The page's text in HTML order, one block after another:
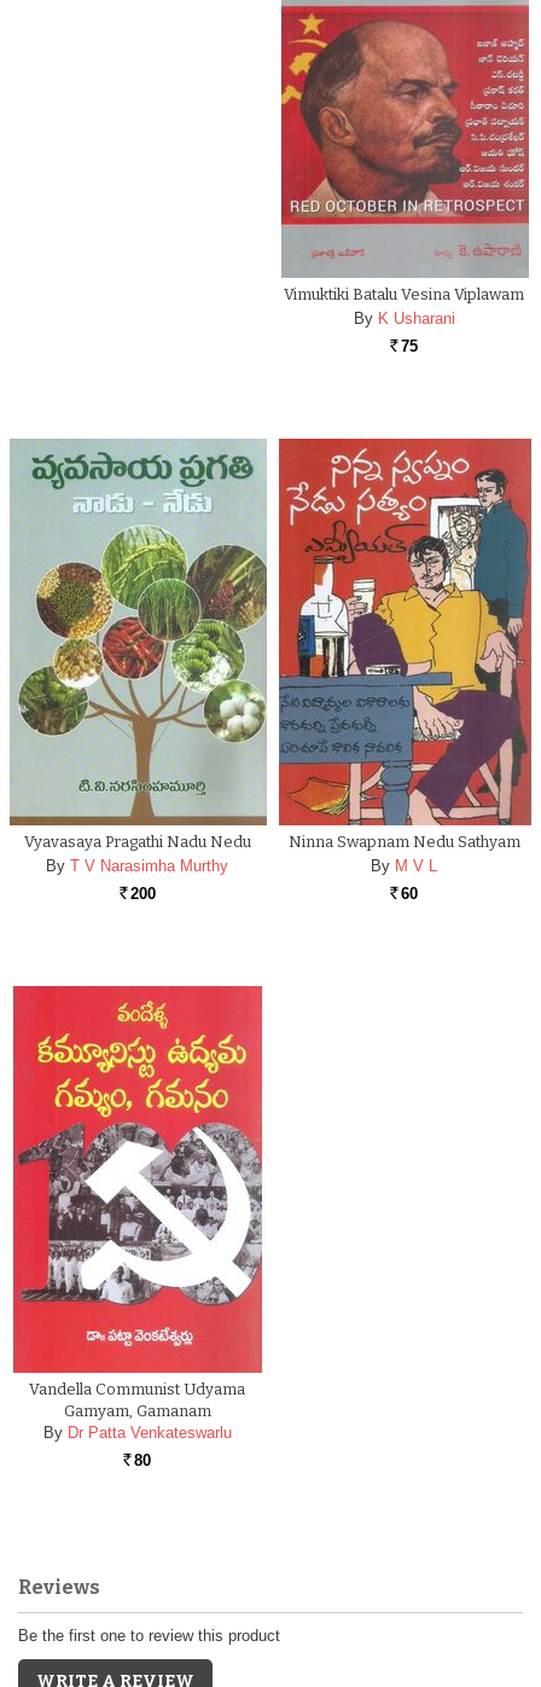
Vimuktiki Batalu Vesina Viplawam
By K Usharani
Rs. 75
Vyavasaya Pragathi Nadu Nedu
By T V Narasimha Murthy
Rs. 200
Ninna Swapnam Nedu Sathyam
By M V L
Rs. 60
Vandella Communist Udyama
Gamyam, Gamanam
By Dr Patta Venkateswarlu
Rs. 80
Reviews
Be the first one to review this product
WRITE A REVIEW